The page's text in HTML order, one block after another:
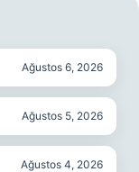
Ağustos 6, 2026
Ağustos 5, 2026
Ağustos 4, 2026